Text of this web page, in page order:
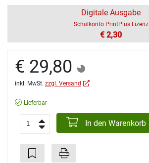
Digitale Ausgabe
Schulkonto PrintPlus Lizenz
€ 2,30
€ 29,80
inkl. MwSt. zzgl. Versand
Lieferbar
In den Warenkorb